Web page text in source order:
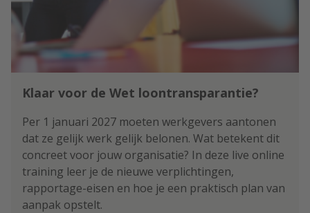
Klaar voor de Wet loontransparantie?
Per 1 januari 2027 moeten werkgevers aantonen
dat ze gelijk werk gelijk belonen. Wat betekent dit
concreet voor jouw organisatie? In deze live online
training leer je de nieuwe verplichtingen,
rapportage-eisen en hoe je een praktisch plan van
aanpak opstelt.